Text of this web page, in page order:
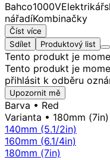
Bahco1000V
nářadíKombinačky
Číst více
Sdílet
Produktový list
Tento produkt je
Tento produkt je
přihlásit k odběru
Upozornit mě
Barva • Red
Varianta • 180mm (7in)
140mm (5.1/2in)
160mm (6.1/4in)
180mm (7in)